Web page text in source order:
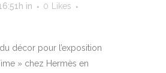
in 0
Likes
décor pour l’exposition
» chez Hermès en